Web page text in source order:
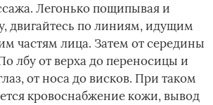
Легонько пощипывая и
двигайтесь по линиям, идущим
частям лица. Затем от середины
лбу от верха до переносицы и
от носа до висков. При таком
кровоснабжение кожи, вывод